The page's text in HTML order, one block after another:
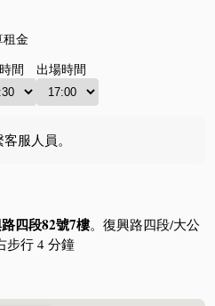
金
間 出場時間
服人員。
四段82號7樓。復興路四段/大公
步行 4 分鐘